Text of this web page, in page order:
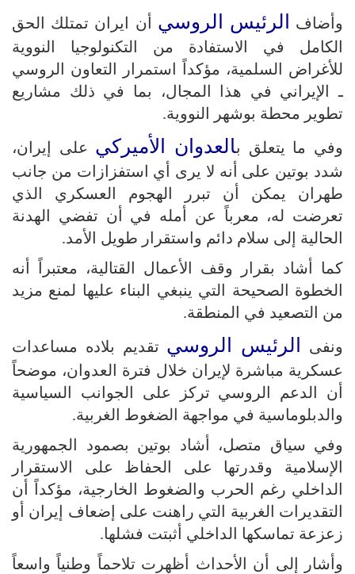
وأضاف
الرئيس الروسي أن ايران تمتلك الحق
الكامل في الاستفادة من التكنولوجيا النووية
للأغراض السلمية، مؤكداً استمرار التعاون الروسي
ـ الإيراني في هذا المجال، بما في ذلك مشاريع
تطوير محطة بوشهر النووية.
وفي ما يتعلق بالعدوان الأميركي على إيران،
شدد بوتين على أنه لا يرى أي استفزازات من جانب
طهران يمكن أن تبرر الهجوم العسكري الذي
تعرضت له، معرباً عن أمله في أن تفضي الهدنة
الحالية إلى سلام دائم واستقرار طويل الأمد.
كما أشاد بقرار وقف الأعمال القتالية، معتبراً أنه
الخطوة الصحيحة التي ينبغي البناء عليها لمنع مزيد
من التصعيد في المنطقة.
ونفى
الرئيس الروسي تقديم بلاده مساعدات
عسكرية مباشرة لإيران خلال فترة العدوان، موضحاً
أن الدعم الروسي تركز على الجوانب السياسية
والدبلوماسية في مواجهة الضغوط الغربية.
وفي سياق متصل، أشاد بوتين بصمود الجمهورية
الإسلامية وقدرتها على الحفاظ على الاستقرار
الداخلي رغم الحرب والضغوط الخارجية، مؤكداً أن
التقديرات الغربية التي راهنت على إضعاف إيران أو
زعزعة تماسكها الداخلي أثبتت فشلها.
وأشار إلى أن الأحداث أظهرت تلاحماً وطنياً واسعاً